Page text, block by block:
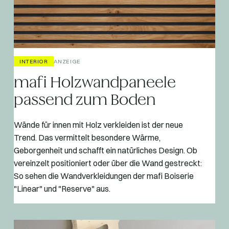
INTERIOR ANZEIGE
mafi Holzwandpaneele
passend zum Boden
Wände für innen mit Holz verkleiden ist der neue
Trend. Das vermittelt besondere Wärme,
Geborgenheit und schafft ein natürliches Design. Ob
vereinzelt positioniert oder über die Wand gestreckt:
So sehen die Wandverkleidungen der mafi Boiserie
"Linear" und "Reserve" aus.